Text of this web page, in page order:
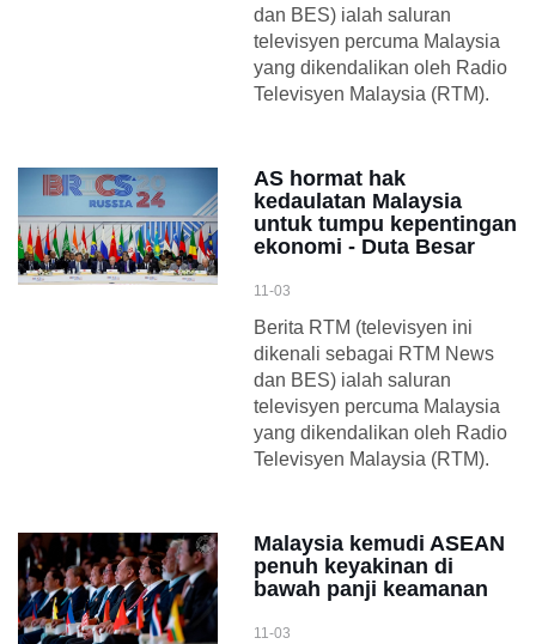
dan BES) ialah saluran
televisyen percuma Malaysia
yang dikendalikan oleh Radio
Televisyen Malaysia (RTM).
AS hormat hak
kedaulatan Malaysia
untuk tumpu kepentingan
ekonomi - Duta Besar
11-03
Berita RTM (televisyen ini
dikenali sebagai RTM News
dan BES) ialah saluran
televisyen percuma Malaysia
yang dikendalikan oleh Radio
Televisyen Malaysia (RTM).
Malaysia kemudi ASEAN
penuh keyakinan di
bawah panji keamanan
11-03